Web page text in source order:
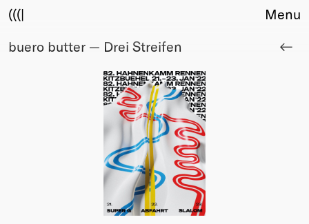
(((|
About
Menu
buero butter — Drei Streifen